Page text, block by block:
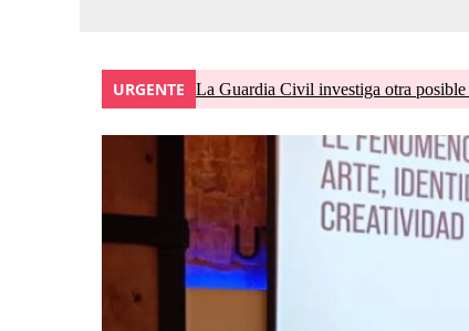
URGENTE La Guardia Civil investiga otra posible